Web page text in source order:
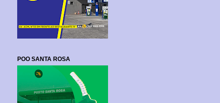
POO SANTA ROSA